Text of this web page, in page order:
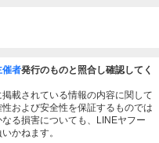
催者発行のものと照合し確認してく
載されている情報の内容に関して
および安全性を保証するものでは
る損害についても、LINEヤフー
かねます。